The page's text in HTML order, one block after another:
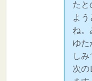
たと
よ
ね。
ゆた
しみ
次の